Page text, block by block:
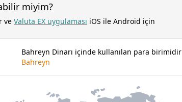
miyim?
ve Valuta EX uygulaması iOS ile Android için
Bahreyn Dinarı içinde kullanılan para birimidir
Bahreyn